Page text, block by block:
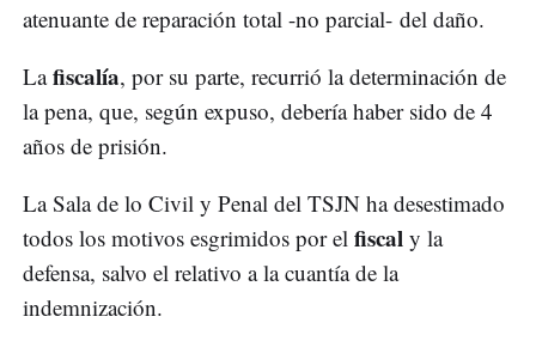
atenuante de reparación total -no parcial- del daño.
Lafiscalía, por su parte, recurrió la determinación de
la pena, que, según expuso, debería haber sido de 4
años de prisión.
La Sala de lo Civil y Penal del TSJN ha desestimado
todos los motivos esgrimidos por el fiscal y la
defensa, salvo el relativo a la cuantía de la
indemnización.